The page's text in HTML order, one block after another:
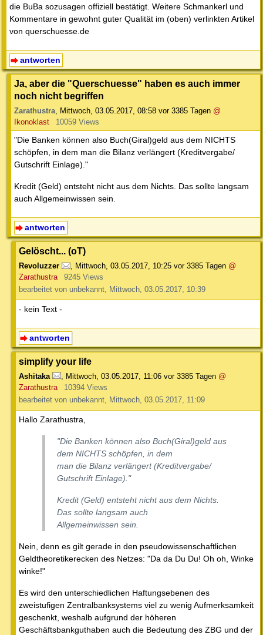
die BuBa sozusagen offiziell bestätigt. Weitere Schmankerl und
Kommentare in gewohnt guter Qualität im (oben) verlinkten Artikel
von querschuesse.de
antworten
Ja, aber die "Querschuesse" haben es auch immer
noch nicht begriffen
Zarathustra, Mittwoch, 03.05.2017, 08:58 vor 3385 Tagen @
Ikonoklast
10059 Views
"Die Banken können also Buch(Giral)geld aus dem NICHTS
schöpfen, in dem man die Bilanz verlängert (Kreditvergabe/
Gutschrift Einlage)."
Kredit (Geld) entsteht nicht aus dem Nichts. Das sollte langsam
auch Allgemeinwissen sein.
antworten
Gelöscht... (oT)
Revoluzzer , Mittwoch, 03.05.2017, 10:25 vor 3385 Tagen @
Zarathustra
9245 Views
bearbeitet von unbekannt, Mittwoch, 03.05.2017, 10:39
- kein Text -
antworten
simplify your life
Ashitaka Mittwoch, 03.05.2017, 11:06 vor 3385 Tagen @
Zarathustra
10394 Views
bearbeitet von unbekannt, Mittwoch, 03.05.2017, 11:09
Hallo Zarathustra,
"Die Banken können also Buch(Giral)geld aus
dem NICHTS schöpfen, in dem
man die Bilanz verlängert (Kreditvergabe/
Gutschrift Einlage)."
Kredit (Geld) entsteht nicht aus dem Nichts.
Das sollte langsam auch
Allgemeinwissen sein.
Nein, denn es gilt gerade in den pseudowissenschaftlichen
Geldtheoretikerecken des Netzes: "Da da Du Du! Oh oh, Winke
winke!"
Es wird den unterschiedlichen Haftungsebenen des
zweistufigen Zentralbanksystems viel zu wenig Aufmerksamkeit
geschenkt, weshalb aufgrund der höheren
Geschäftsbankguthaben auch die Bedeutung des ZBG und der